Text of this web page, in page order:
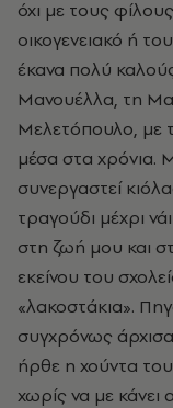
όχι με τους
οικογενειακό ή
έκανα πολύ
Μανουέλλα, τη
Μελετόπουλο, με
μέσα στα χρόνια.
συνεργαστεί
τραγούδι μέχρι
στη ζωή μου και
εκείνου του
«λακοστάκια».
συγχρόνως
ήρθε η χούντα
χωρίς να με κάνει